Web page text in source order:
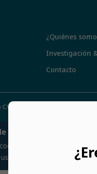
¿Quiénes
Investigación
Contacto
2021.
Cookies
propias y de terceros